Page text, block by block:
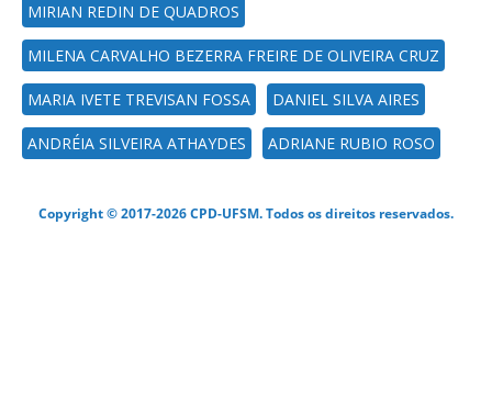
MIRIAN REDIN DE QUADROS
MILENA CARVALHO BEZERRA FREIRE DE OLIVEIRA CRUZ
MARIA IVETE TREVISAN FOSSA DANIEL SILVA AIRES
ANDRÉIA SILVEIRA ATHAYDES ADRIANE RUBIO ROSO
Copyright © 2017-2026 CPD-UFSM. Todos os direitos reservados.